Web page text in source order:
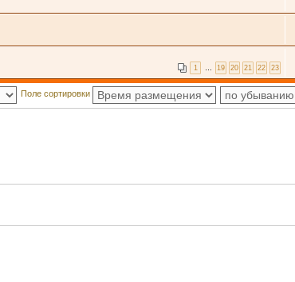
1 19 20 21 22 23
Поле сортировки